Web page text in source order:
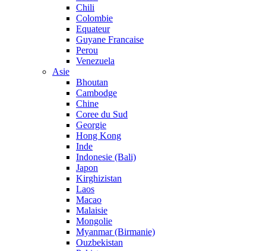
Chili
Colombie
Equateur
Guyane Francaise
Perou
Venezuela
Asie
Bhoutan
Cambodge
Chine
Coree du Sud
Georgie
Hong Kong
Inde
Indonesie (Bali)
Japon
Kirghizistan
Laos
Macao
Malaisie
Mongolie
Myanmar (Birmanie)
Ouzbekistan